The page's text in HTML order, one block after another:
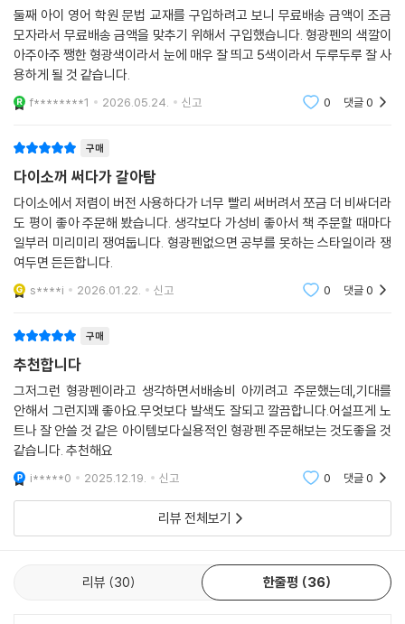
둘째 아이 영어 학원 문법 교재를 구입하려고 보니 무료배송 금액이 조금
모자라서 무료배송 금액을 맞추기 위해서 구입했습니다. 형광펜의 색깔이
아주아주 쨍한 형광색이라서 눈에 매우 잘 띄고 5색이라서 두루두루 잘 사
용하게 될 것 같습니다.
f********1 2026.05.24. 신고 0 댓글0
구매
다이소꺼 써다가 갈아탐
다이소에서 저렴이 버전 사용하다가 너무 빨리 써버려서 쪼금 더 비싸더라
도 평이 좋아 주문해 봤습니다. 생각보다 가성비 좋아서 책 주문할 때마다
일부러 미리미리 쟁여둡니다. 형광펜없으면 공부를 못하는 스타일이라 쟁
여두면 든든합니다.
s****i 2026.01.22. 신고 0 댓글0
구매
추천합니다
그저그런 형광펜이라고 생각하면서배송비 아끼려고 주문했는데,기대를
안해서 그런지꽤 좋아요.무엇보다 발색도 잘되고 깔끔합니다.어설프게 노
트나 잘 안쓸 것 같은 아이템보다실용적인 형광펜 주문해보는 것도좋을 것
같습니다. 추천해요
i*****0 2025.12.19. 신고 0 댓글0
리뷰 전체보기
리뷰 30 한줄평 36